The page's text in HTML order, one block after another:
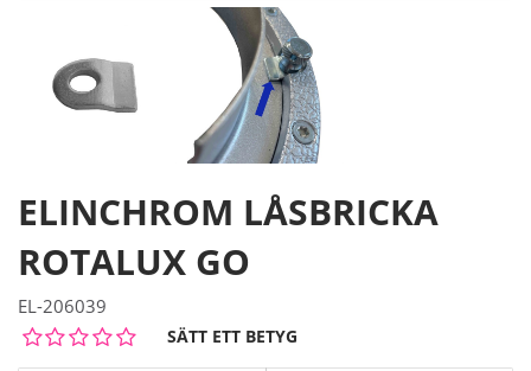
ELINCHROM LÅSBRICKA
ROTALUX GO
EL-206039
SÄTT ETT BETYG